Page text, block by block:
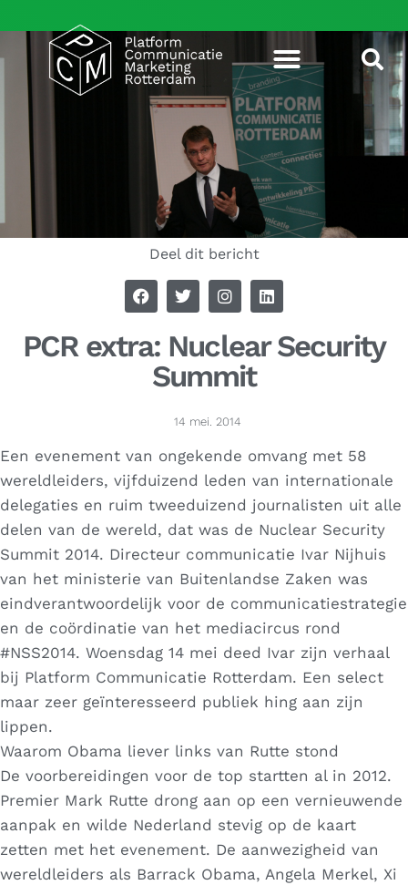
Deel dit bericht
PCR extra: Nuclear Security
Summit
14 mei. 2014
Een evenement van ongekende omvang met 58
wereldleiders, vijfduizend leden van internationale
delegaties en ruim tweeduizend journalisten uit alle
delen van de wereld, dat was de Nuclear Security
Summit 2014. Directeur communicatie Ivar Nijhuis
van het ministerie van Buitenlandse Zaken was
eindverantwoordelijk voor de communicatiestrategie
en de coördinatie van het mediacircus rond
#NSS2014. Woensdag 14 mei deed Ivar zijn verhaal
bij Platform Communicatie Rotterdam. Een select
maar zeer geïnteresseerd publiek hing aan zijn
lippen.
Waarom Obama liever links van Rutte stond
De voorbereidingen voor de top startten al in 2012.
Premier Mark Rutte drong aan op een vernieuwende
aanpak en wilde Nederland stevig op de kaart
zetten met het evenement. De aanwezigheid van
wereldleiders als Barrack Obama, Angela Merkel, Xi